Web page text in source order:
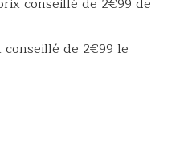
de 2€99 le